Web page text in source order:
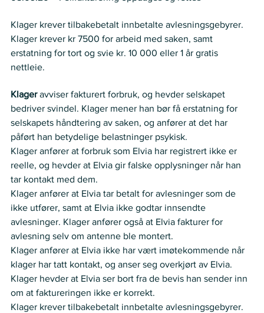
Klager krever tilbakebetalt innbetalte avlesningsgebyrer.
Klager krever kr 7500 for arbeid med saken, samt
erstatning for tort og svie kr. 10 000 eller 1 år gratis
nettleie.
Klager avviser fakturert forbruk, og hevder selskapet
bedriver svindel. Klager mener han bør få erstatning for
selskapets håndtering av saken, og anfører at det har
påført han betydelige belastninger psykisk.
Klager anfører at forbruk som Elvia har registrert ikke er
reelle, og hevder at Elvia gir falske opplysninger når han
tar kontakt med dem.
Klager anfører at Elvia tar betalt for avlesninger som de
ikke utfører, samt at Elvia ikke godtar innsendte
avlesninger. Klager anfører også at Elvia fakturer for
avlesning selv om antenne ble montert.
Klager anfører at Elvia ikke har vært imøtekommende når
klager har tatt kontakt, og anser seg overkjørt av Elvia.
Klager hevder at Elvia ser bort fra de bevis han sender inn
om at faktureringen ikke er korrekt.
Klager krever tilbakebetalt innbetalte avlesningsgebyrer.